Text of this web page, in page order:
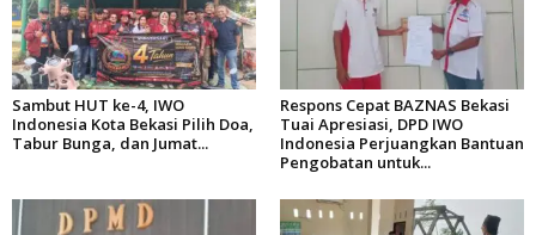
Sambut HUT ke-4, IWO
Indonesia Kota Bekasi Pilih Doa,
Tabur Bunga, dan Jumat...
Respons Cepat BAZNAS Bekasi
Tuai Apresiasi, DPD IWO
Indonesia Perjuangkan Bantuan
Pengobatan untuk...